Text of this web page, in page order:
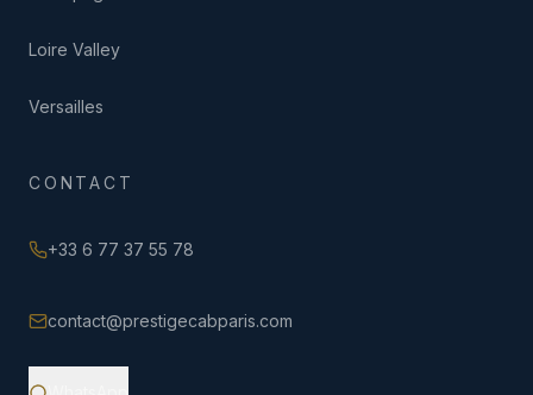
Loire Valley
Versailles
CONTACT
+33 6 77 37 55 78
contact@prestigecabparis.com